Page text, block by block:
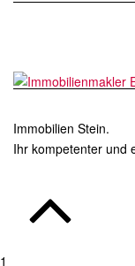
Immobilien Stein.
Ihr kompetenter und
1